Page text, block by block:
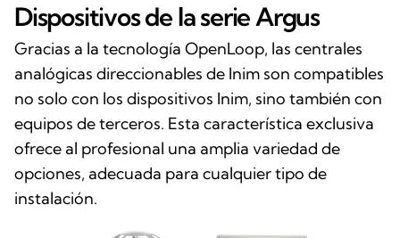
Dispositivos de la serie Argus
Gracias a la tecnología OpenLoop, las centrales
analógicas direccionables de Inim son compatibles
no solo con los dispositivos Inim, sino también con
equipos de terceros. Esta característica exclusiva
ofrece al profesional una amplia variedad de
opciones, adecuada para cualquier tipo de
instalación.